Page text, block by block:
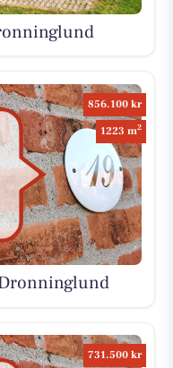
856.100 kr
1223 m2
731.500 kr